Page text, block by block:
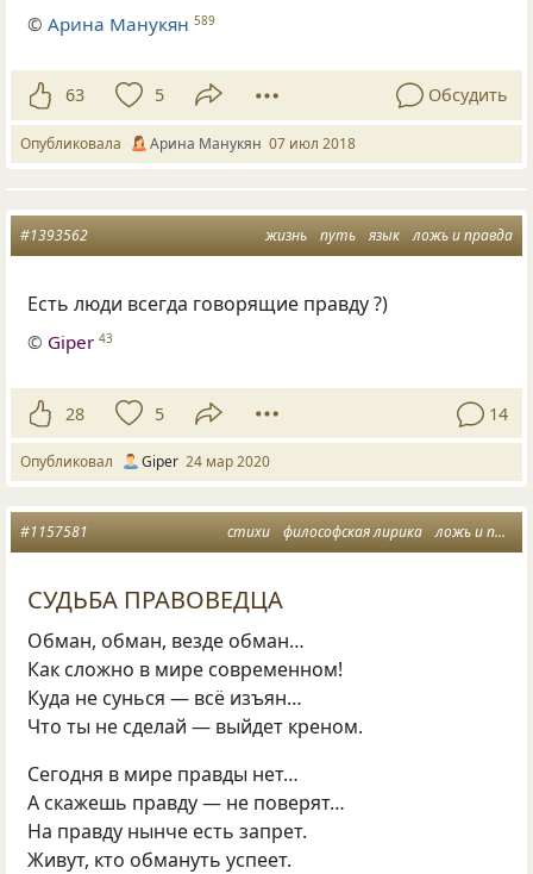
©Арина Манукян 589
63 5 Обсудить
Опубликовала Арина Манукян 07 июл 2018
жизнь путь язык ложь и правда
#1393562
Есть люди всегда говорящие правду ?)
© Giper 43
28 5 14
Опубликовал Giper 24 мар 2020
стихи философская лирика ложь и правда
#1157581
СУДЬБА ПРАВОВЕДЦА
Обман, обман, везде обман…
Как сложно в мире современном!
Куда не сунься — всё изъян…
Что ты не сделай — выйдет креном.
Сегодня в мире правды нет…
А скажешь правду — не поверят…
На правду нынче есть запрет.
Живут, кто обмануть успеет.